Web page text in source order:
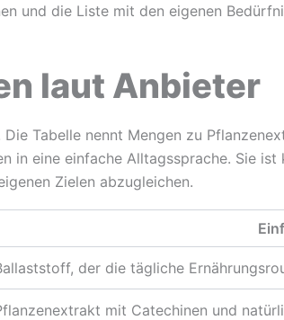
und die Liste mit den eigenen
laut Anbieter
Tabelle nennt Mengen zu
in eine einfache Alltagssprache. Sie
Zielen abzugleichen.
der die tägliche
mit Catechinen und